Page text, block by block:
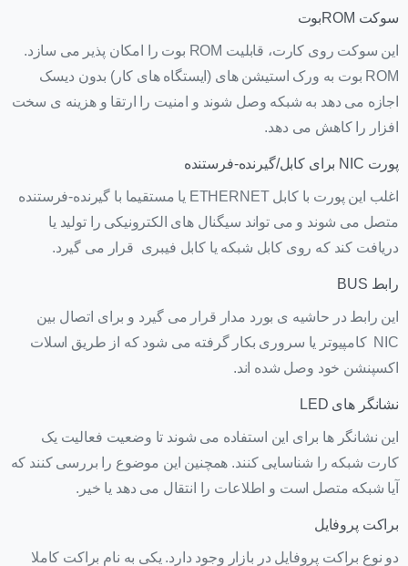
سوکت ROMبوت
این سوکت روی کارت، قابلیت ROM بوت را امکان پذیر می سازد.
ROM بوت به ورک استیشن های (ایستگاه های کار) بدون دیسک
اجازه می دهد به شبکه وصل شوند و امنیت را ارتقا و هزینه ی سخت
افزار را کاهش می دهد.
پورت NIC برای کابل/گیرنده-فرستنده
اغلب این پورت با کابل ETHERNET یا مستقیما با گیرنده-فرستنده
متصل می شوند و می تواند سیگنال های الکترونیکی را تولید یا
دریافت کند که روی کابل شبکه یا کابل فیبری قرار می گیرد.
رابط BUS
این رابط در حاشیه ی بورد مدار قرار می گیرد و برای اتصال بین
NIC کامپیوتر یا سروری بکار گرفته می شود که از طریق اسلات
اکسپنشن خود وصل شده اند.
نشانگر های LED
این نشانگر ها برای این استفاده می شوند تا وضعیت فعالیت یک
کارت شبکه را شناسایی کنند. همچنین این موضوع را بررسی کنند که
آیا شبکه متصل است و اطلاعات را انتقال می دهد یا خیر.
براکت پروفایل
دو نوع براکت پروفایل در بازار وجود دارد. یکی به نام براکت کاملا